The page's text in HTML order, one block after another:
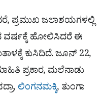
ಪ್ರಮುಖ ಜಲಾಶಯಗಳಲ್ಲಿ
ವರ್ಷಕ್ಕೆ ಹೋಲಿಸಿದರೆ ಈ
ಕುಸಿದಿದೆ. ಜೂನ್ 22,
ಪ್ರಕಾರ, ಮಲೆನಾಡು
ಲಿಂಗನಮಕ್ಕಿ, ತುಂಗಾ